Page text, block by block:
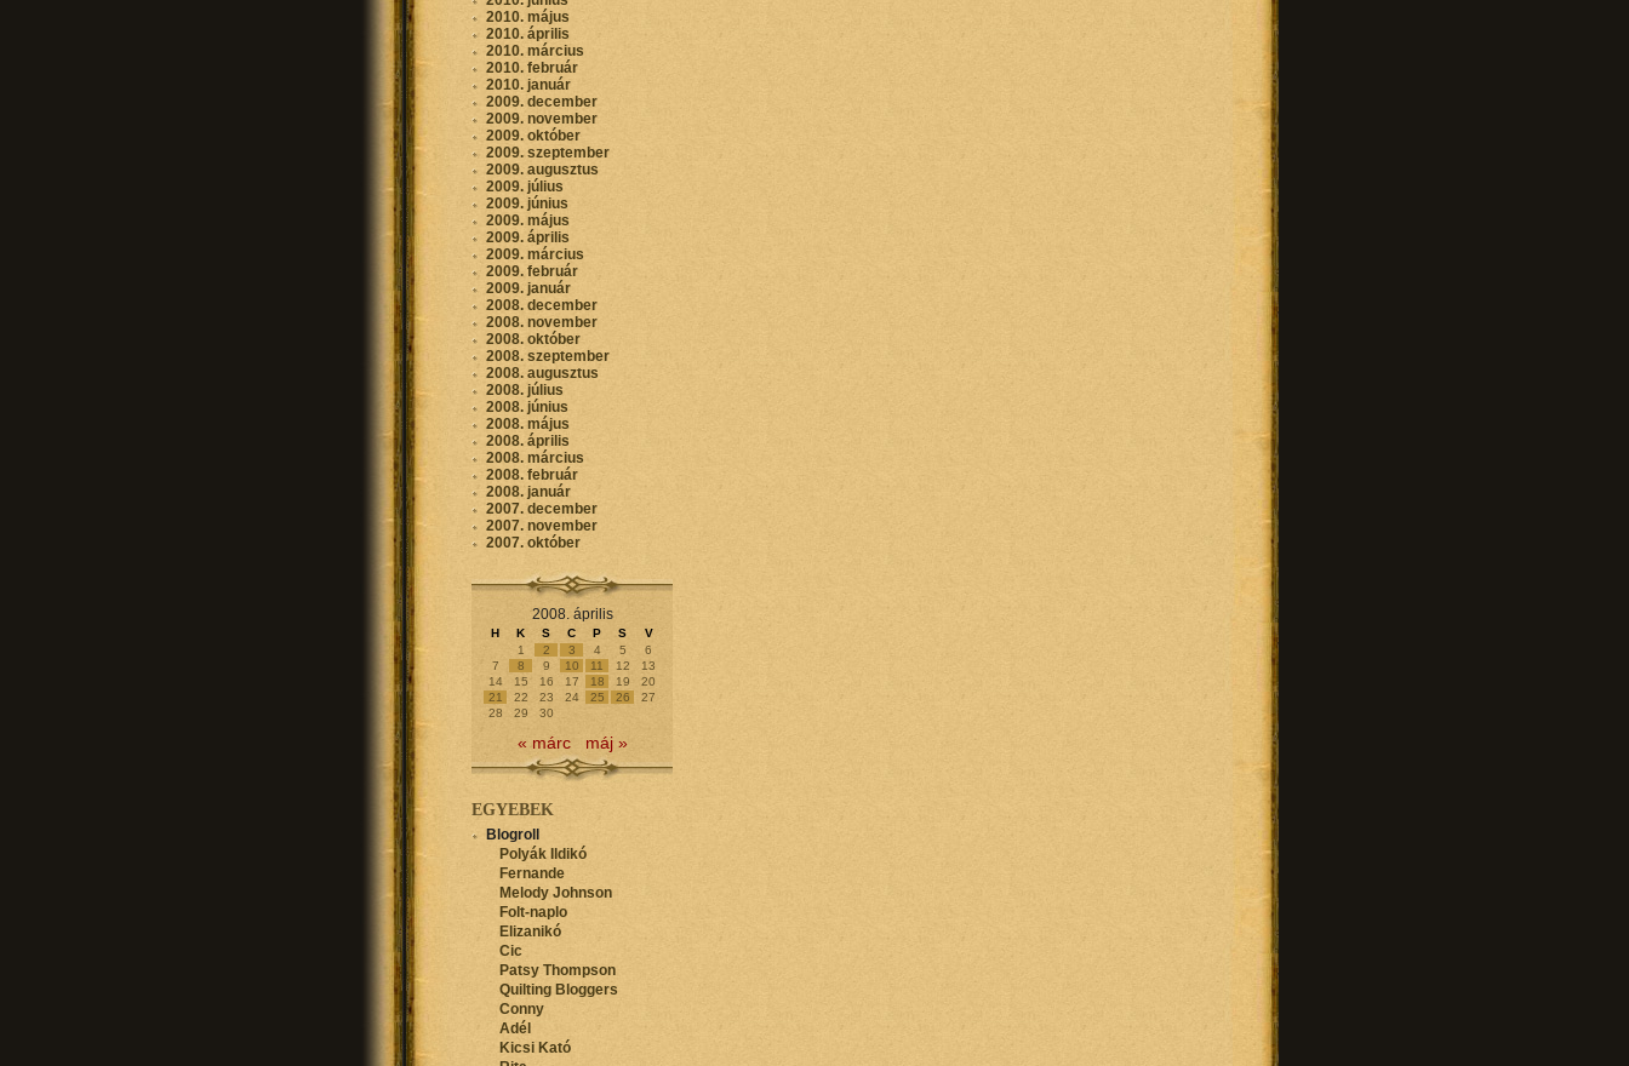
2010. május
2010. április
2010. március
2010. február
2010. január
2009. december
2009. november
2009. október
2009. szeptember
2009. augusztus
2009. július
2009. június
2009. május
2009. április
2009. március
2009. február
2009. január
2008. december
2008. november
2008. október
2008. szeptember
2008. augusztus
2008. július
2008. június
2008. május
2008. április
2008. március
2008. február
2008. január
2007. december
2007. november
2007. október
2008. április
H K S C P S
V
1
2 3 4 5
6
7
8 9 10 11 12
13
14
15 16 17 18 19
20
21
22 23 24 25 26
27
28
29 30
« márc máj »
EGYEBEK
Blogroll
Polyák Ildikó
Fernande
Melody Johnson
Folt-naplo
Elizanikó
Cic
Patsy Thompson
Quilting Bloggers
Conny
Adél
Kicsi Kató